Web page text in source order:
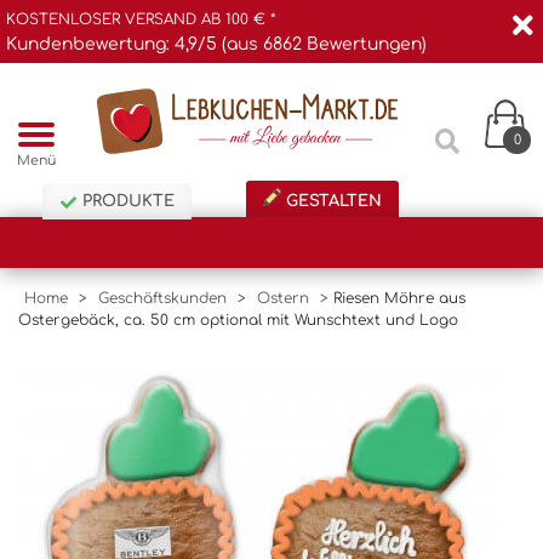
KOSTENLOSER VERSAND AB 100 € *
Kundenbewertung: 4,9/5 (aus 6862 Bewertungen)
Menü
0
PRODUKTE GESTALTEN
Home > Geschäftskunden > Ostern > Riesen Möhre aus
Ostergebäck, ca. 50 cm optional mit Wunschtext und Logo